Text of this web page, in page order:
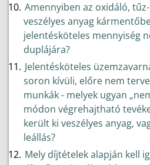
Amennyiben az oxidáló,
veszélyes anyag
jelentésköteles mennyiség
duplájára?
Jelentésköteles
soron kívüli, előre nem
munkák - melyek ugyan
módon végrehajtható
került ki veszélyes anyag,
leállás?
Mely díjtételek alapján kell